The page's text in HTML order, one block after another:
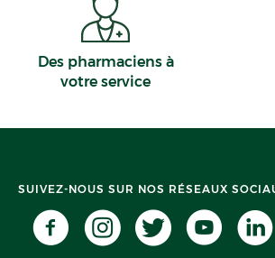
Des pharmaciens à
votre service
SUIVEZ-NOUS SUR NOS RÉSEAUX